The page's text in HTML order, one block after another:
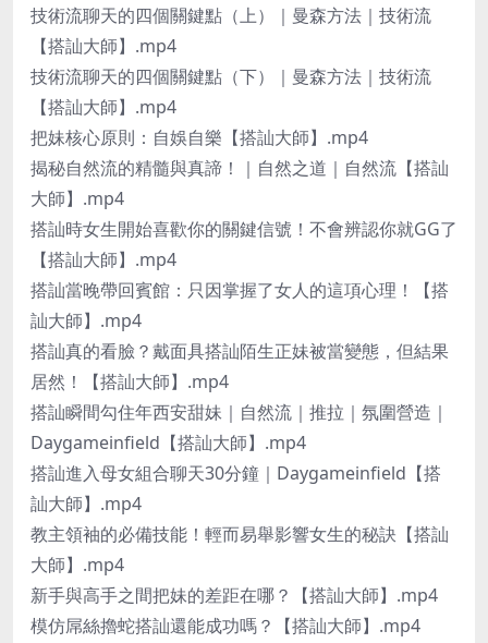
技術流聊天的四個關鍵點（上）｜曼森方法｜技術流
【搭訕大師】.mp4
技術流聊天的四個關鍵點（下）｜曼森方法｜技術流
【搭訕大師】.mp4
把妹核心原則：自娛自樂【搭訕大師】.mp4
揭秘自然流的精髓與真諦！｜自然之道｜自然流【搭訕
大師】.mp4
搭訕時女生開始喜歡你的關鍵信號！不會辨認你就GG了
【搭訕大師】.mp4
搭訕當晚帶回賓館：只因掌握了女人的這項心理！【搭
訕大師】.mp4
搭訕真的看臉？戴面具搭訕陌生正妹被當變態，但結果
居然！【搭訕大師】.mp4
搭訕瞬間勾住年西安甜妹｜自然流｜推拉｜氛圍營造｜
Daygameinfield【搭訕大師】.mp4
搭訕進入母女組合聊天30分鐘｜Daygameinfield【搭
訕大師】.mp4
教主領袖的必備技能！輕而易舉影響女生的秘訣【搭訕
大師】.mp4
新手與高手之間把妹的差距在哪？【搭訕大師】.mp4
模仿屌絲擼蛇搭訕還能成功嗎？【搭訕大師】.mp4